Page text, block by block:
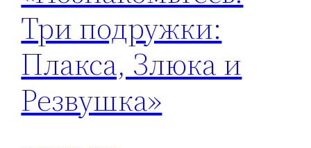
Три подружки:
Плакса, Злюка и
Резвушка»